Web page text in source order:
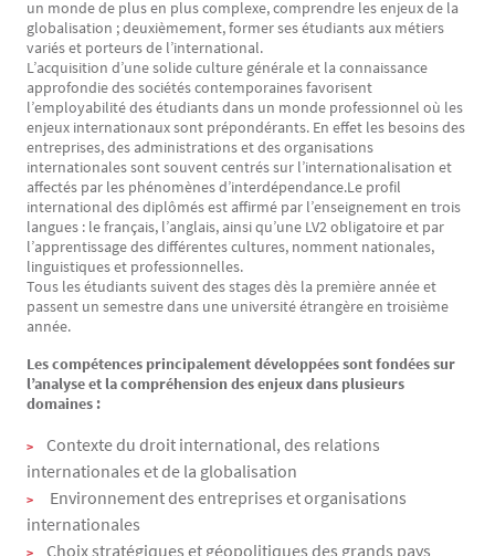
un monde de plus en plus complexe, comprendre les enjeux de la
globalisation ; deuxièmement, former ses étudiants aux métiers
variés et porteurs de l’international.
L’acquisition d’une solide culture générale et la connaissance
approfondie des sociétés contemporaines favorisent
l’employabilité des étudiants dans un monde professionnel où les
enjeux internationaux sont prépondérants. En effet les besoins des
entreprises, des administrations et des organisations
internationales sont souvent centrés sur l’internationalisation et
affectés par les phénomènes d’interdépendance.Le profil
international des diplômés est affirmé par l’enseignement en trois
langues : le français, l’anglais, ainsi qu’une LV2 obligatoire et par
l’apprentissage des différentes cultures, nomment nationales,
linguistiques et professionnelles.
Tous les étudiants suivent des stages dès la première année et
passent un semestre dans une université étrangère en troisième
année.
Les compétences principalement développées sont fondées sur
l’analyse et la compréhension des enjeux dans plusieurs
domaines :
Contexte du droit international, des relations
internationales et de la globalisation
Environnement des entreprises et organisations
internationales
Choix stratégiques et géopolitiques des grands pays